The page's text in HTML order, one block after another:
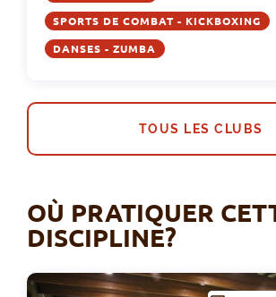
SPORTS DE COMBAT - KICKBOXING
DANSES - ZUMBA
TOUS LES CLUBS
OÙ PRATIQUER
DISCIPLINE?